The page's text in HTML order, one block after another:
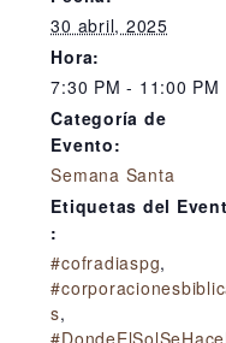
30 abril, 2025
Hora:
7:30 PM - 11:00 PM
Categoría de
Evento:
Semana Santa
Etiquetas del
:
#cofradiaspg,
s,